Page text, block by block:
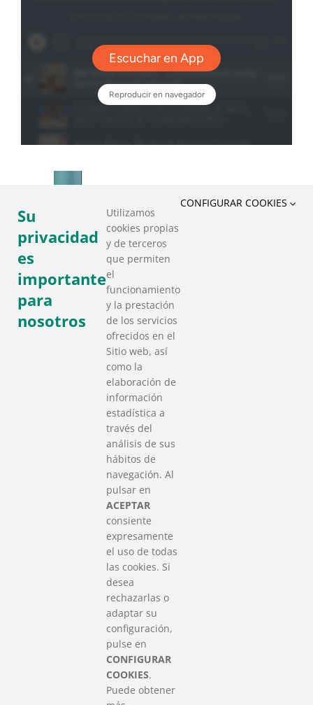
SAREEN SAREA
Asociación que agrupa a las redes
del Tercer Sector Social en Euskadi
Contacto
info@sareensarea.eu
Iparraguirre, 9 lonja – 48009 Bilbao
946 569 230
Colabora
Su
privacidad
es
importante
para
nosotros
Utilizamos
cookies propias
y de terceros
que permiten
el
funcionamiento
y la prestación
de los servicios
ofrecidos en el
Sitio web, así
como la
elaboración de
información
estadística a
través del
análisis de sus
hábitos de
navegación. Al
pulsar en
ACEPTAR
consiente
expresamente
el uso de todas
las cookies. Si
desea
rechazarlas o
adaptar su
configuración,
pulse en
CONFIGURAR
COOKIES.
Puede obtener
CONFIGURAR COOKIES